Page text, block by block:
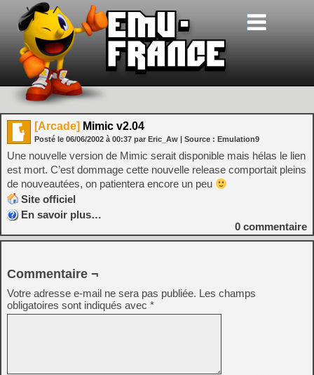
[Arcade] Mimic v2.04
Posté le 06/06/2002 à 00:37 par Eric_Aw | Source : Emulation9
Une nouvelle version de Mimic serait disponible mais hélas le lien
est mort. C’est dommage cette nouvelle release comportait pleins
de nouveautées, on patientera encore un peu
Site officiel
En savoir plus…
0 commentaire
Commentaire ¬
Votre adresse e-mail ne sera pas publiée. Les champs
obligatoires sont indiqués avec *